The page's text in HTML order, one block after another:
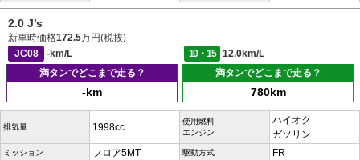
2.0 J’s
新車時価格172.5万円(税抜)
JC08
-km/L 10・15
12.0km/L
満タンでどこまで走る？
-km
満タンでどこまで走る？
780km
排気量 1998cc
使用燃料
エンジン
ハイオク
ガソリン
ミッション フロア5MT 駆動方式 FR